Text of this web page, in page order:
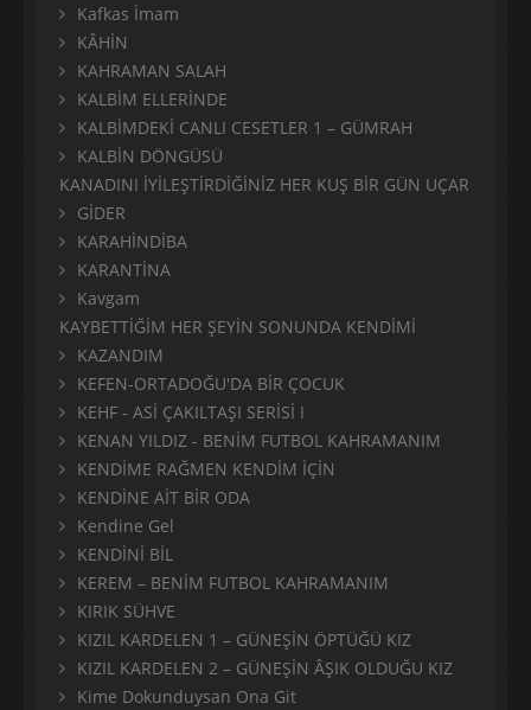
Kafkas İmam
KÂHİN
KAHRAMAN SALAH
KALBİM ELLERİNDE
KALBİMDEKİ CANLI CESETLER 1 – GÜMRAH
KALBİN DÖNGÜSÜ
KANADINI İYİLEŞTİRDİĞİNİZ HER KUŞ BİR GÜN UÇAR
GİDER
KARAHİNDİBA
KARANTİNA
Kavgam
KAYBETTİĞİM HER ŞEYİN SONUNDA KENDİMİ
KAZANDIM
KEFEN-ORTADOĞU'DA BİR ÇOCUK
KEHF - ASİ ÇAKILTAŞI SERİSİ I
KENAN YILDIZ - BENİM FUTBOL KAHRAMANIM
KENDİME RAĞMEN KENDİM İÇİN
KENDİNE AİT BİR ODA
Kendine Gel
KENDİNİ BİL
KEREM – BENİM FUTBOL KAHRAMANIM
KIRIK SÜHVE
KIZIL KARDELEN 1 – GÜNEŞİN ÖPTÜĞÜ KIZ
KIZIL KARDELEN 2 – GÜNEŞİN ÂŞIK OLDUĞU KIZ
Kime Dokunduysan Ona Git